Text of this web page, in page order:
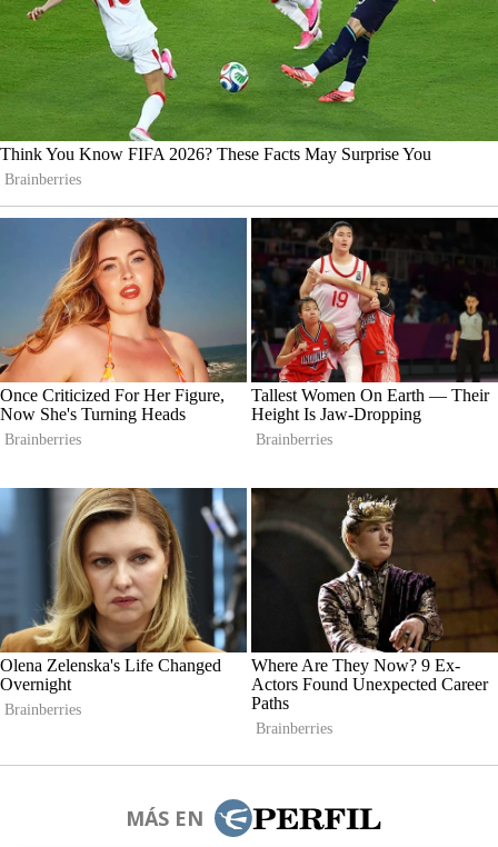
MÁS EN